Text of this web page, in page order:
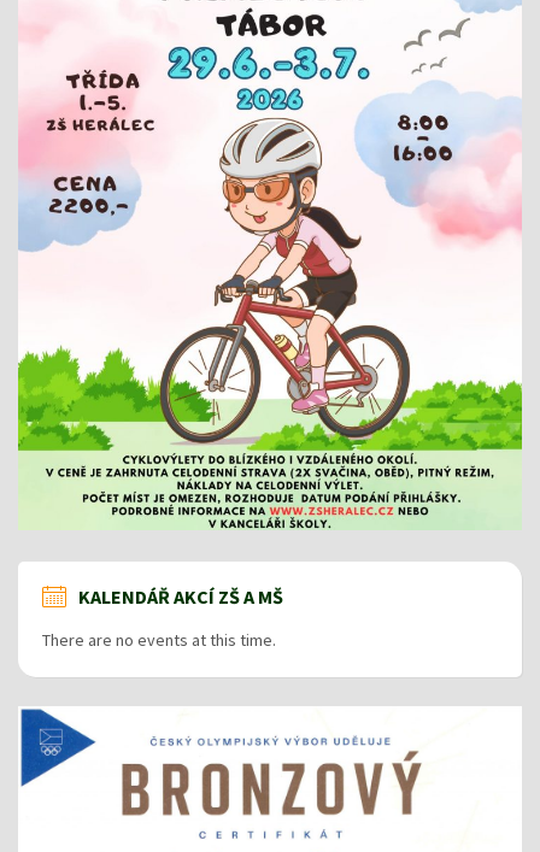
KALENDÁŘ AKCÍ ZŠ A MŠ
There are no events at this time.